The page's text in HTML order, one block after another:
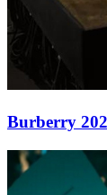
Burberry